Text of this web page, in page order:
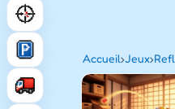
Accueil›Jeux›